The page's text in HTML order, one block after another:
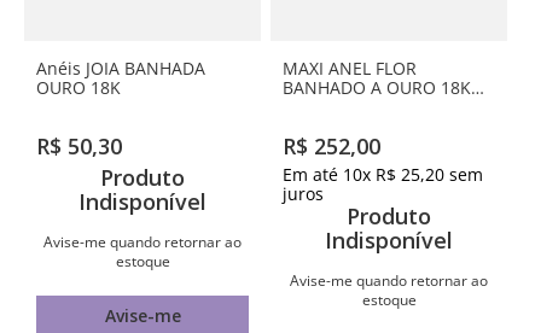
Anéis JOIA BANHADA
OURO 18K
R$ 50,30
Produto
Indisponível
Avise-me quando retornar ao
estoque
Avise-me
MAXI ANEL FLOR
BANHADO A OURO 18K
R$ 252,00
Em até 10x R$ 25,20 sem
juros
Produto
Indisponível
Avise-me quando retornar ao
estoque